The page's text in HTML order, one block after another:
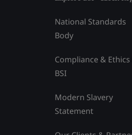
National Standards
Body
Compliance & Ethics
BSI
Modern Slavery
Statement